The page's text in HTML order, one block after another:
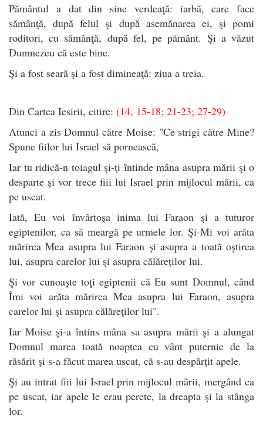
Pământul a dat din sine verdeaţă: iarbă, care face
sămânţă, după felul şi după asemănarea ei, şi pomi
roditori, cu sămânţă, după fel, pe pământ. Şi a văzut
Dumnezeu că este bine.
Şi a fost seară şi a fost dimineaţă: ziua a treia.
Din Cartea Iesirii, citire: (14, 15-18; 21-23; 27-29)
Atunci a zis Domnul către Moise: "Ce strigi către Mine?
Spune fiilor lui Israel să pornească,
Iar tu ridică-n toiagul şi-ţi întinde mâna asupra mării şi o
desparte şi vor trece fiii lui Israel prin mijlocul mării, ca
pe uscat.
Iată, Eu voi învârtoşa inima lui Faraon şi a tuturor
egiptenilor, ca să meargă pe urmele lor. Şi-Mi voi arăta
mărirea Mea asupra lui Faraon şi asupra a toată oştirea
lui, asupra carelor lui şi asupra călăreţilor lui.
Şi vor cunoaşte toţi egiptenii că Eu sunt Domnul, când
Îmi voi arăta mărirea Mea asupra lui Faraon, asupra
carelor lui şi asupra călăreţilor lui".
Iar Moise şi-a întins mâna sa asupra mării şi a alungat
Domnul marea toată noaptea cu vânt puternic de la
răsărit şi s-a făcut marea uscat, că s-au despărţit apele.
Şi au intrat fiii lui Israel prin mijlocul mării, mergând ca
pe uscat, iar apele le erau perete, la dreapta şi la stânga
lor.